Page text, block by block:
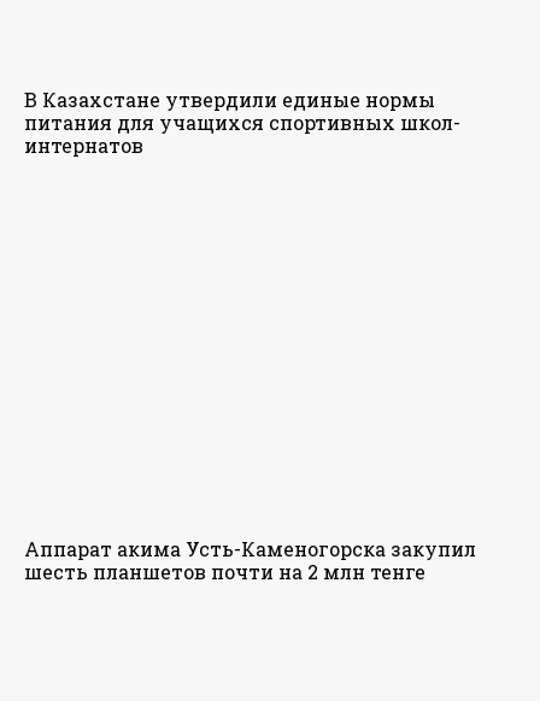
В Казахстане утвердили единые нормы
питания для учащихся спортивных школ-
интернатов
Аппарат акима Усть-Каменогорска закупил
шесть планшетов почти на 2 млн тенге